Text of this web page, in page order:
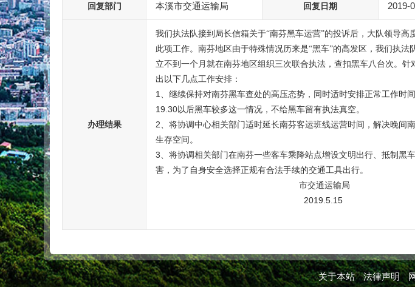
回复部门 本溪市交通运输局 回复日期 2019-
办理结果
我们执法队接到局长信箱关于“南芬黑车运营”的投诉后，大队领导
此项工作。南芬地区由于特殊情况历来是“黑车”的高发区，我们执
立不到一个月就在南芬地区组织三次联合执法，查扣黑车八台次。
出以下几点工作安排：
1 、继续保持对南芬黑车查处的高压态势，同时适时安排正常工作时
19.30以后黑车较多这一情况，不给黑车留有执法真空。
2、将协调中心相关部门适时延长南芬客运班线运营时间，解决晚间
生存空间。
3、将协调相关部门在南芬一些客车乘降站点增设文明出行、抵制黑
害，为了自身安全选择正规有合法手续的交通工具出行。
市交通运输局
2019.5.15
关于本站 法律声明